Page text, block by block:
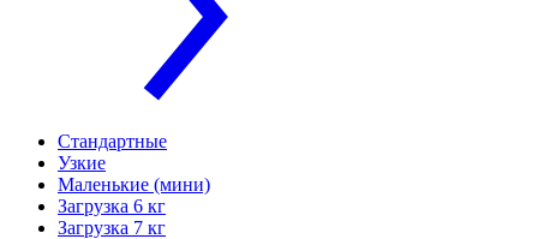
Стандартные
Узкие
Маленькие (мини)
Загрузка 6 кг
Загрузка 7 кг